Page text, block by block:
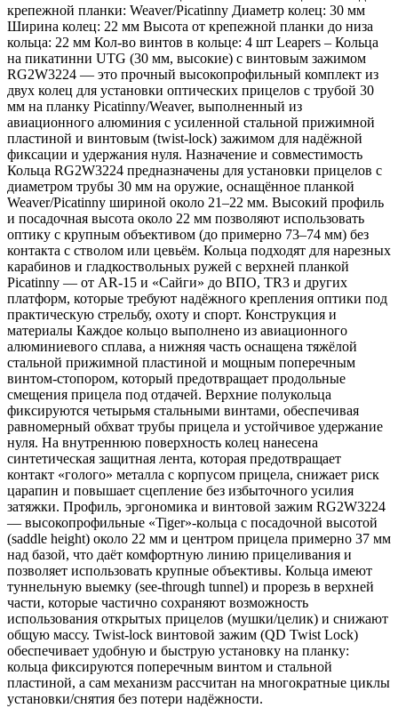
крепежной планки: Weaver/Picatinny Диаметр колец: 30 мм
Ширина колец: 22 мм Высота от крепежной планки до низа
кольца: 22 мм Кол-во винтов в кольце: 4 шт Leapers – Кольца
на пикатинни UTG (30 мм, высокие) с винтовым зажимом
RG2W3224 — это прочный высокопрофильный комплект из
двух колец для установки оптических прицелов с трубой 30
мм на планку Picatinny/Weaver, выполненный из
авиационного алюминия с усиленной стальной прижимной
пластиной и винтовым (twist‑lock) зажимом для надёжной
фиксации и удержания нуля. Назначение и совместимость
Кольца RG2W3224 предназначены для установки прицелов с
диаметром трубы 30 мм на оружие, оснащённое планкой
Weaver/Picatinny шириной около 21–22 мм. Высокий профиль
и посадочная высота около 22 мм позволяют использовать
оптику с крупным объективом (до примерно 73–74 мм) без
контакта с стволом или цевьём. Кольца подходят для нарезных
карабинов и гладкоствольных ружей с верхней планкой
Picatinny — от AR‑15 и «Сайги» до ВПО, TR3 и других
платформ, которые требуют надёжного крепления оптики под
практическую стрельбу, охоту и спорт. Конструкция и
материалы Каждое кольцо выполнено из авиационного
алюминиевого сплава, а нижняя часть оснащена тяжёлой
стальной прижимной пластиной и мощным поперечным
винтом‑стопором, который предотвращает продольные
смещения прицела под отдачей. Верхние полукольца
фиксируются четырьмя стальными винтами, обеспечивая
равномерный обхват трубы прицела и устойчивое удержание
нуля. На внутреннюю поверхность колец нанесена
синтетическая защитная лента, которая предотвращает
контакт «голого» металла с корпусом прицела, снижает риск
царапин и повышает сцепление без избыточного усилия
затяжки. Профиль, эргономика и винтовой зажим RG2W3224
— высокопрофильные «Tiger»‑кольца с посадочной высотой
(saddle height) около 22 мм и центром прицела примерно 37 мм
над базой, что даёт комфортную линию прицеливания и
позволяет использовать крупные объективы. Кольца имеют
туннельную выемку (see‑through tunnel) и прорезь в верхней
части, которые частично сохраняют возможность
использования открытых прицелов (мушки/целик) и снижают
общую массу. Twist‑lock винтовой зажим (QD Twist Lock)
обеспечивает удобную и быструю установку на планку:
кольца фиксируются поперечным винтом и стальной
пластиной, а сам механизм рассчитан на многократные циклы
установки/снятия без потери надёжности.